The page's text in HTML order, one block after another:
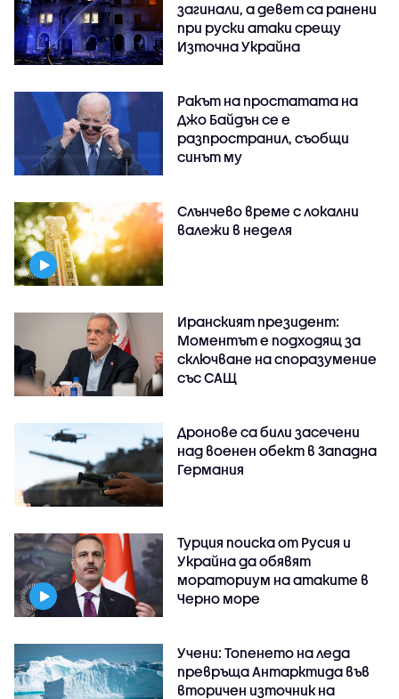
загинали, а девет са ранени
при руски атаки срещу
Източна Украйна
Ракът на простатата на
Джо Байдън се е
разпространил, съобщи
синът му
Слънчево време с локални
валежи в неделя
Иранският президент:
Моментът е подходящ за
сключване на споразумение
със САЩ
Дронове са били засечени
над военен обект в Западна
Германия
Турция поиска от Русия и
Украйна да обявят
мораториум на атаките в
Черно море
Учени: Топенето на леда
превръща Антарктида във
вторичен източник на